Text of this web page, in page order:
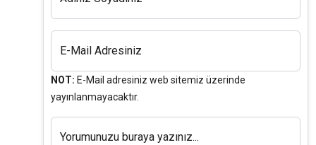
E-Mail Adresiniz
NOT: E-Mail adresiniz web sitemiz üzerinde
yayınlanmayacaktır.
Yorumunuzu buraya yazınız...